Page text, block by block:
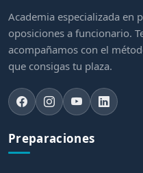
Academia especializada en
oposiciones a funcionario.
acompañamos con el
que consigas tu plaza.
Preparaciones